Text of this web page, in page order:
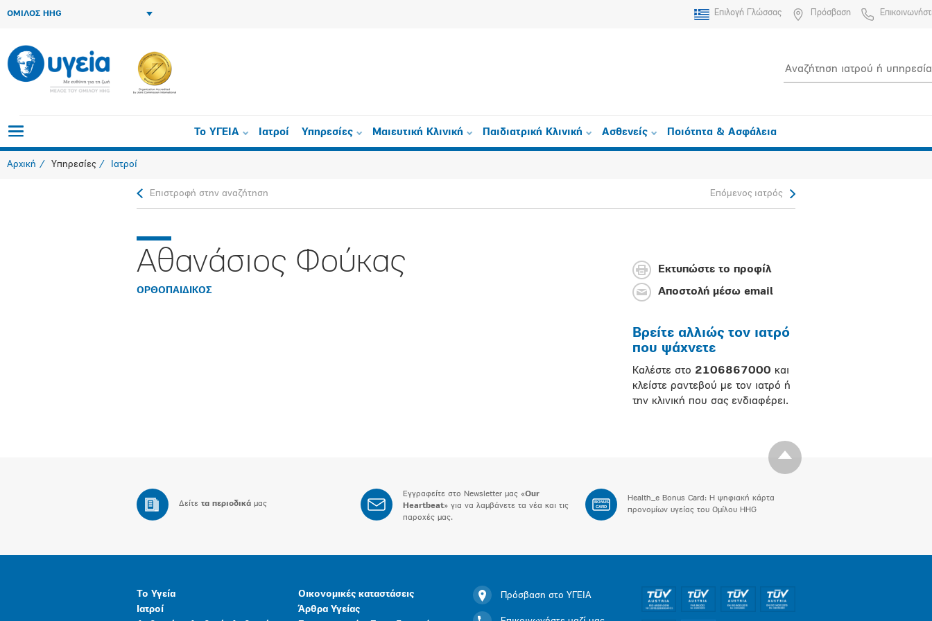
ΟΜΙΛΟΣ HHG Επιλογή Γλώσσας Πρόσβαση
Το ΥΓΕΙΑ Ιατροί Υπηρεσίες Μαιευτική Κλινική Παιδιατρική Κλινική Ασθενείς Ποιότητα & Ασφάλεια
Αρχική Υπηρεσίες Ιατροί
Επιστροφή στην αναζήτηση Επόμενος ιατρός
Αθανάσιος Φούκας
ΟΡΘΟΠAIΔΙΚΟΣ
Εκτυπώστε το προφίλ
Αποστολή μέσω email
Βρείτε αλλιώς τον ιατρό
που ψάχνετε
Καλέστε στο 2106867000 και
κλείστε ραντεβού με τον ιατρό ή
την κλινική που σας ενδιαφέρει.
Δείτε τα περιοδικά μας
Εγγραφείτε στο Newsletter μας «Our
Heartbeat» για να λαμβάνετε τα νέα και τις
παροχές μας.
BONUS
CARD
Health_e Bonus Card: H ψηφιακή κάρτα
προνομίων υγείας του Ομίλου HHG
Το Υγεία
Ιατροί
Οικονομικές καταστάσεις
Άρθρα Υγείας
Πρόσβαση στο ΥΓΕΙΑ